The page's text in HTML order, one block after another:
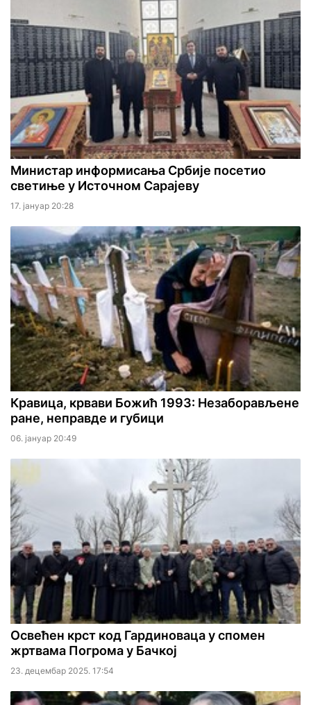
Министар информисања Србије посетио
светиње у Источном Сарајеву
17. јануар 20:28
Кравица, крвави Божић 1993: Незаборављене
ране, неправде и губици
06. јануар 20:49
Освећен крст код Гардиноваца у спомен
жртвама Погрома у Бачкој
23. децембар 2025. 17:54